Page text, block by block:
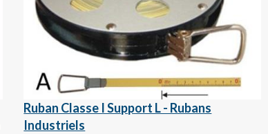
Ruban Classe I Support L - Rubans
Industriels